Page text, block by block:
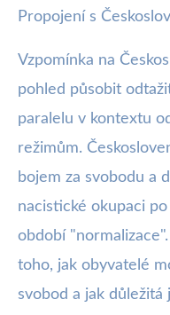
Propojení s
Vzpomínka na
pohled působit
paralelu v kontextu
režimům.
bojem za svobodu a
nacistické okupaci
období
toho, jak obyvatelé
svobod a jak